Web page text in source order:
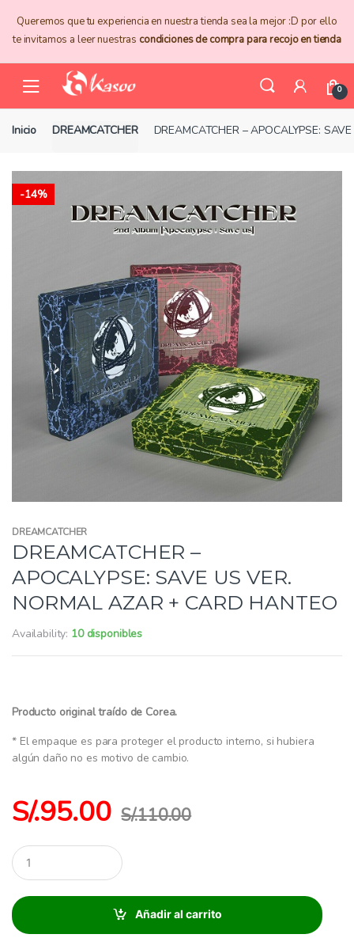
navigation
content
Queremos que tu experiencia en nuestra tienda sea la mejor :D por ello
te invitamos a leer nuestras condiciones de compra para recojo en tienda
0
Inicio DREAMCATCHER DREAMCATCHER – APOCALYPSE:
-14%
DREAMCATCHER
DREAMCATCHER –
APOCALYPSE: SAVE US VER.
NORMAL AZAR + CARD HANTEO
Availability: 10 disponibles
Producto original traído de Corea.
* El empaque es para proteger el producto interno, si hubiera
algún daño no es motivo de cambio.
S/.95.00 S/.110.00
C
a
n
i
d
Añadir al carrito